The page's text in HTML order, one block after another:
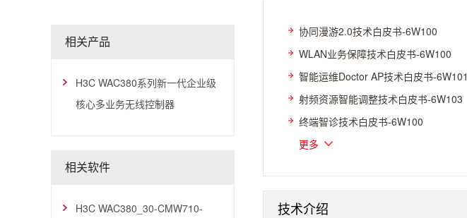
相关产品
H3C WAC380系列新一代企业级
核心多业务无线控制器
相关软件
H3C WAC380_30-CMW710-
协同漫游2.0技术白皮书-6W100
WLAN业务保障技术白皮书-6W100
智能运维Doctor AP技术白皮书-6W101
射频资源智能调整技术白皮书-6W103
终端智诊技术白皮书-6W100
更多
技术介绍